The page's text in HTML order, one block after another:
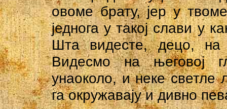
овоме брату, јер у
једнога у такој слави у
Шта видесте, децо,
Видесмо на његовој
унаоколо, и неке светле
га окружавају и дивно